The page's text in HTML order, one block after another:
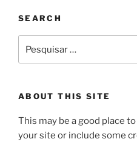
SEARCH
por:
ABOUT THIS SITE
This may be a good place
your site or include some